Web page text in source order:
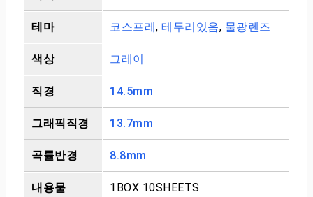
테마 코스프레, 테두리있음, 물광렌즈
색상 그레이
직경 14.5mm
그래픽직경 13.7mm
곡률반경 8.8mm
내용물 1BOX 10SHEETS